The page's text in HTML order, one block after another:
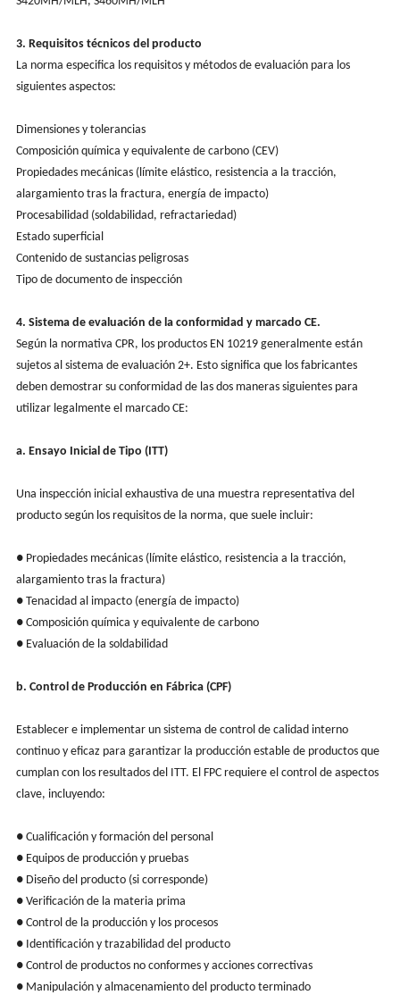
3. Requisitos técnicos del producto
La norma especifica los requisitos y métodos de evaluación para los
siguientes aspectos:
Dimensiones y tolerancias
Composición química y equivalente de carbono (CEV)
Propiedades mecánicas (límite elástico, resistencia a la tracción,
alargamiento tras la fractura, energía de impacto)
Procesabilidad (soldabilidad, refractariedad)
Estado superficial
Contenido de sustancias peligrosas
Tipo de documento de inspección
4. Sistema de evaluación de la conformidad y marcado CE.
Según la normativa CPR, los productos EN 10219 generalmente están
sujetos al sistema de evaluación 2+. Esto significa que los fabricantes
deben demostrar su conformidad de las dos maneras siguientes para
utilizar legalmente el marcado CE:
a. Ensayo Inicial de Tipo (ITT)
Una inspección inicial exhaustiva de una muestra representativa del
producto según los requisitos de la norma, que suele incluir:
● Propiedades mecánicas (límite elástico, resistencia a la tracción,
alargamiento tras la fractura)
● Tenacidad al impacto (energía de impacto)
● Composición química y equivalente de carbono
● Evaluación de la soldabilidad
b. Control de Producción en Fábrica (CPF)
Establecer e implementar un sistema de control de calidad interno
continuo y eficaz para garantizar la producción estable de productos que
cumplan con los resultados del ITT. El FPC requiere el control de aspectos
clave, incluyendo:
● Cualificación y formación del personal
● Equipos de producción y pruebas
● Diseño del producto (si corresponde)
● Verificación de la materia prima
● Control de la producción y los procesos
● Identificación y trazabilidad del producto
● Control de productos no conformes y acciones correctivas
● Manipulación y almacenamiento del producto terminado